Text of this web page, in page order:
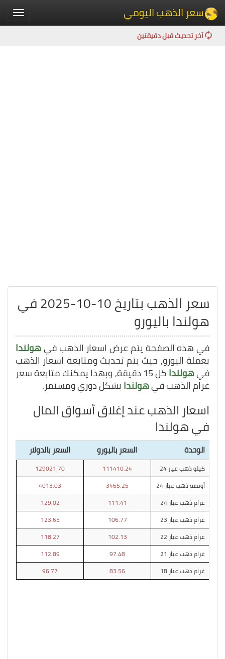
Toggle سعر الذهب اليومي
آخر تحديث قبل دقيقتين
سعر الذهب بتاريخ 10-10-2025 في
هولندا باليورو
في هذه الصفحة يتم عرض اسعار الذهب فيهولندا
بعملة اليورو, حيث يتم تحديث ومتابعة اسعار الذهب
فيهولندا كل 15 دقيقة, وبهذا يمكنك متابعة سعر
غرام الذهب فيهولندا بشكل دوري ومستمر.
اسعار الذهب عند إغلاق أسواق المال
في هولندا
الوحدة السعر باليورو السعر بالدولار
كيلو ذهب عيار 24 111410.24
129021.70
أونصة ذهب عيار 24
3465.25
4013.03
غرام ذهب عيار 24
111.41
129.02
غرام ذهب عيار 23
106.77
123.65
غرام ذهب عيار 22
102.13
118.27
غرام ذهب عيار 21
97.48
112.89
غرام ذهب عيار 18
83.56
96.77